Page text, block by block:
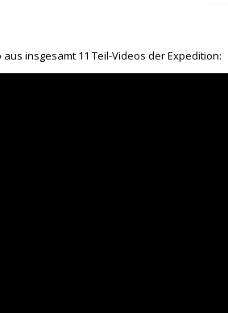
aus insgesamt 11 Teil-Videos der Expedition: